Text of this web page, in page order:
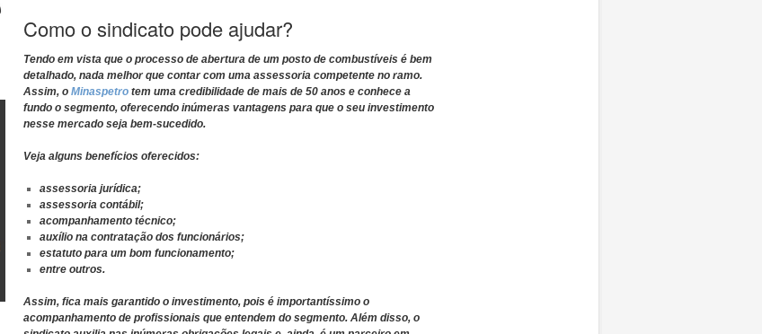
Como o sindicato pode ajudar?
Tendo em vista que o processo de abertura de um posto de combustíveis é bem
detalhado, nada melhor que contar com uma assessoria competente no ramo.
Assim, o Minaspetro tem uma credibilidade de mais de 50 anos e conhece a
fundo o segmento, oferecendo inúmeras vantagens para que o seu investimento
nesse mercado seja bem-sucedido.
Veja alguns benefícios oferecidos:
assessoria jurídica;
assessoria contábil;
acompanhamento técnico;
auxílio na contratação dos funcionários;
estatuto para um bom funcionamento;
entre outros.
Assim, fica mais garantido o investimento, pois é importantíssimo o
acompanhamento de profissionais que entendem do segmento. Além disso, o